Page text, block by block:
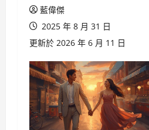
藍偉傑
2025 年 8 月 31 日
更新於 2026 年 6 月 11 日